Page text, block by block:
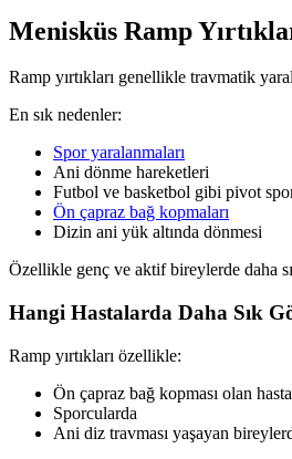
Menisküs Ramp
Ramp yırtıkları genellikle travmatik
En sık nedenler:
Spor yaralanmaları
Ani dönme hareketleri
Futbol ve basketbol gibi pivot
Ön çapraz bağ kopmaları
Dizin ani yük altında dönmesi
Özellikle genç ve aktif bireylerde daha
Hangi Hastalarda Daha Sık
Ramp yırtıkları özellikle:
Ön çapraz bağ kopması olan
Sporcularda
Ani diz travması yaşayan